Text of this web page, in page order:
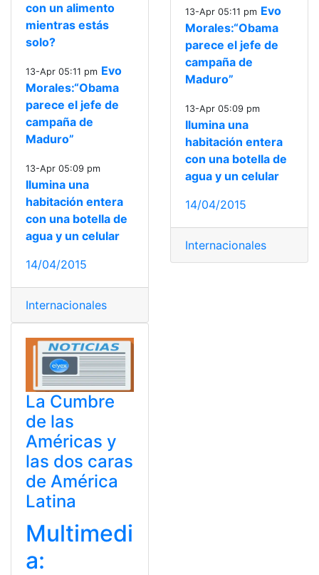
con un alimento
mientras estás
solo?
13-Apr 05:11 pm Evo
Morales:“Obama
parece el jefe de
campaña de
Maduro”
13-Apr 05:09 pm
Ilumina una
habitación entera
con una botella de
agua y un celular
14/04/2015
Internacionales
13-Apr 05:11 pm Evo
Morales:“Obama
parece el jefe de
campaña de
Maduro”
13-Apr 05:09 pm
Ilumina una
habitación entera
con una botella de
agua y un celular
14/04/2015
Internacionales
La Cumbre
de las
Américas y
las dos caras
de América
Latina
Multimedi
a: